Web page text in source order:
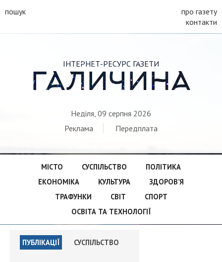
пошук
про газету
контакти
ІНТЕРНЕТ-РЕСУРС ГАЗЕТИ
ГАЛИЧИНА
Неділя, 09 серпня 2026
Реклама
Передплата
МІСТО СУСПІЛЬСТВО
ПОЛІТИКА
ЕКОНОМІКА
КУЛЬТУРА
ЗДОРОВ’Я
ТРАФУНКИ
СВІТ
СПОРТ
ОСВІТА ТА ТЕХНОЛОГІЇ
ПУБЛІКАЦІЇ СУСПІЛЬСТВО